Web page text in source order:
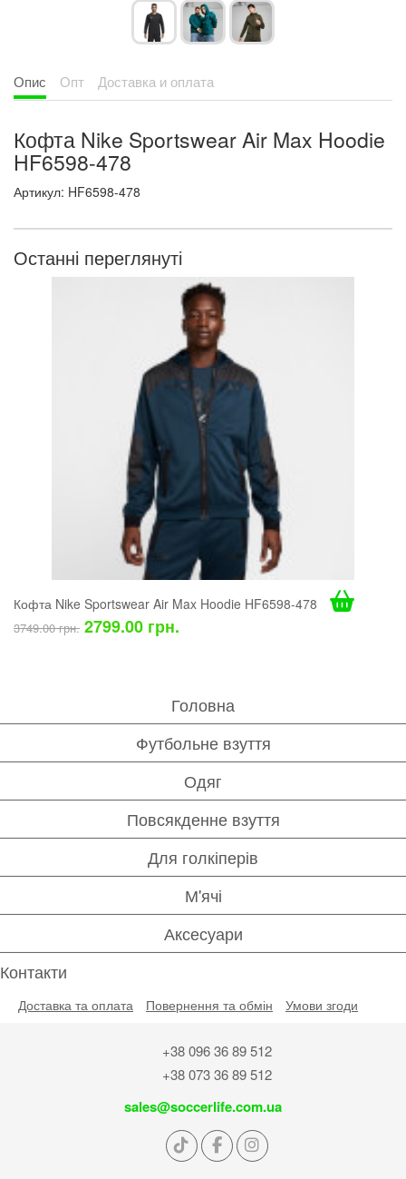
Опис Опт Доставка и оплата
Кофта Nike Sportswear Air Max Hoodie
HF6598-478
Артикул: HF6598-478
Останні переглянуті
Кофта Nike Sportswear Air Max Hoodie HF6598-478
3749.00 грн. 2799.00 грн.
Головна
Футбольне взуття
Одяг
Повсякденне взуття
Для голкіперів
М'ячі
Аксесуари
Контакти
Доставка та оплата Повернення та обмін Умови згоди
+38 096 36 89 512
+38 073 36 89 512
sales@soccerlife.com.ua